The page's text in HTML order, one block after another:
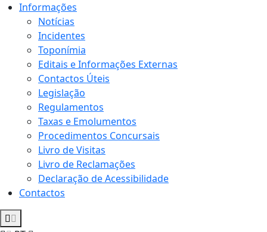
Informações
Notícias
Incidentes
Toponímia
Editais e Informações Externas
Contactos Úteis
Legislação
Regulamentos
Taxas e Emolumentos
Procedimentos Concursais
Livro de Visitas
Livro de Reclamações
Declaração de Acessibilidade
Contactos